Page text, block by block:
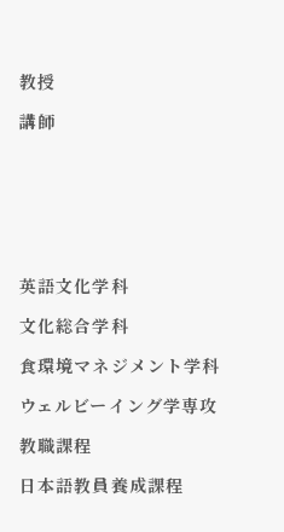
教授
講師
英語文化学科
文化総合学科
食環境マネジメント学科
ウェルビーイング学専攻
教職課程
日本語教員養成課程